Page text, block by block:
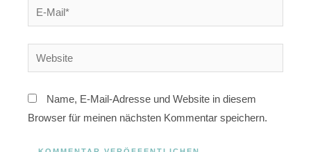
Name, E-Mail-Adresse und Website in diesem
Browser für meinen nächsten Kommentar speichern.